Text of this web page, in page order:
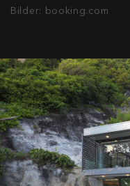
Bilder: booking.com